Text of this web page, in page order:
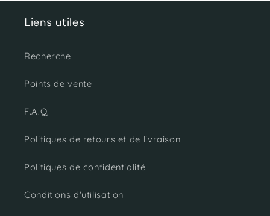
Liens utiles
Recherche
Points de vente
F.A.Q.
Politiques de retours et de livraison
Politiques de confidentialité
Conditions d'utilisation